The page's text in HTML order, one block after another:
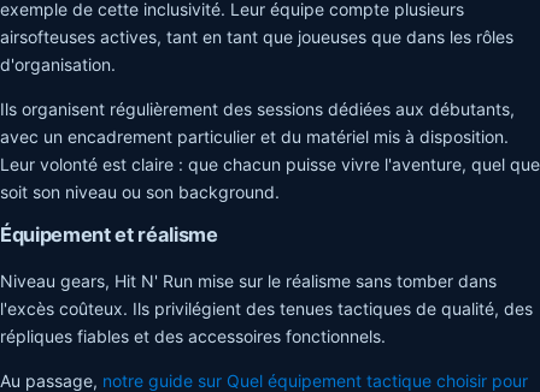
exemple de cette inclusivité. Leur équipe compte plusieurs
airsofteuses actives, tant en tant que joueuses que dans les rôles
d'organisation.
Ils organisent régulièrement des sessions dédiées aux débutants,
avec un encadrement particulier et du matériel mis à disposition.
Leur volonté est claire : que chacun puisse vivre l'aventure, quel que
soit son niveau ou son background.
Équipement et réalisme
Niveau gears, Hit N' Run mise sur le réalisme sans tomber dans
l'excès coûteux. Ils privilégient des tenues tactiques de qualité, des
répliques fiables et des accessoires fonctionnels.
Au passage, notre guide sur Quel équipement tactique choisir pour